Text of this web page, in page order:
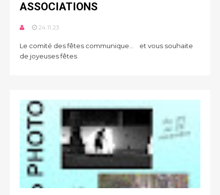
ASSOCIATIONS
24.11.23
Le comité des fêtes communique… et vous souhaite
de joyeuses fêtes